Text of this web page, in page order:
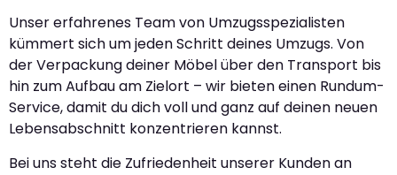
Unser erfahrenes Team von Umzugsspezialisten
kümmert sich um jeden Schritt deines Umzugs. Von
der Verpackung deiner Möbel über den Transport bis
hin zum Aufbau am Zielort – wir bieten einen Rundum-
Service, damit du dich voll und ganz auf deinen neuen
Lebensabschnitt konzentrieren kannst.
Bei uns steht die Zufriedenheit unserer Kunden an